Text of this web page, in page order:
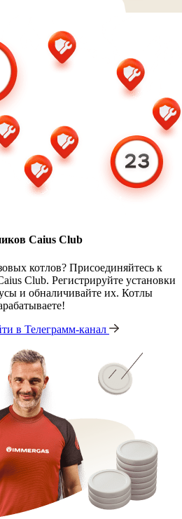
Caius Club
котлов? Присоединяйтесь к
Club. Регистрируйте установки
и обналичивайте их. Котлы
в Телеграмм-канал